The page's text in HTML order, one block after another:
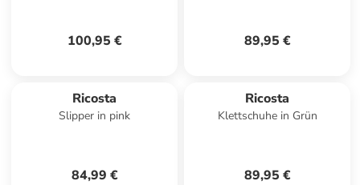
100,95 € 89,95 €
Ricosta
Slipper in pink
84,99 €
Ricosta
Klettschuhe in Grün
89,95 €